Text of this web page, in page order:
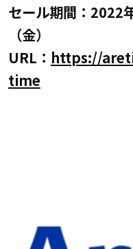
セール期間：2022
（金）
URL： https://
time